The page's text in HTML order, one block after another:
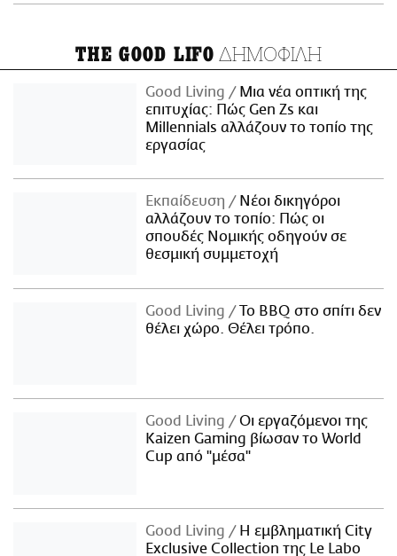
THE GOOD LIFO ΔΗΜΟΦΙΛΗ
Good Living
Μια νέα οπτική της
επιτυχίας: Πώς Gen Zs και
Millennials αλλάζουν το τοπίο της
εργασίας
Εκπαίδευση
Νέοι δικηγόροι
αλλάζουν το τοπίο: Πώς οι
σπουδές Νομικής οδηγούν σε
θεσμική συμμετοχή
Good Living
Το BBQ στο σπίτι δεν
θέλει χώρο. Θέλει τρόπο.
Good Living
Οι εργαζόμενοι της
Kaizen Gaming βίωσαν το World
Cup από "μέσα"
Good Living
Η εμβληματική City
Exclusive Collection της Le Labo